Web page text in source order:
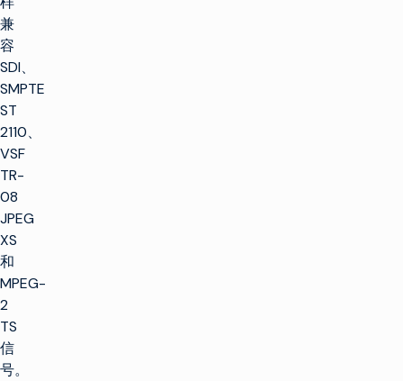
兼
容
SDI、
SMPTE
ST
2110、
VSF
TR-
08
JPEG
XS
和
MPEG-
2
TS
信
号。